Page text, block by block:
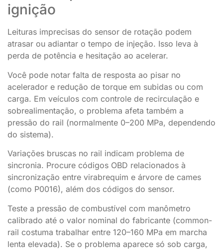
ignição
Leituras imprecisas do sensor de rotação podem
atrasar ou adiantar o tempo de injeção. Isso leva à
perda de potência e hesitação ao acelerar.
Você pode notar falta de resposta ao pisar no
acelerador e redução de torque em subidas ou com
carga. Em veículos com controle de recirculação e
sobrealimentação, o problema afeta também a
pressão do rail (normalmente 0–200 MPa, dependendo
do sistema).
Variações bruscas no rail indicam problema de
sincronia. Procure códigos OBD relacionados à
sincronização entre virabrequim e árvore de cames
(como P0016), além dos códigos do sensor.
Teste a pressão de combustível com manômetro
calibrado até o valor nominal do fabricante (common-
rail costuma trabalhar entre 120–160 MPa em marcha
lenta elevada). Se o problema aparece só sob carga,